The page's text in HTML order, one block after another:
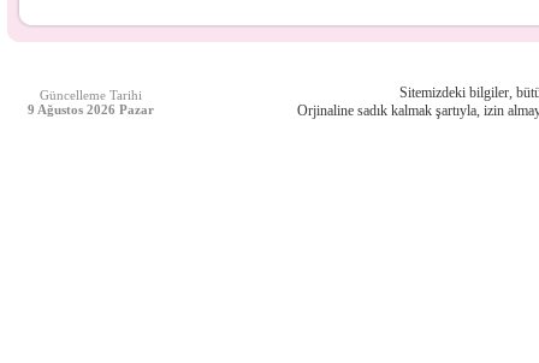
Güncelleme Tarihi
9 Ağustos 2026 Pazar
Sitemizdeki bilgiler,
Orjinaline sadık kalmak şartıyla, izin